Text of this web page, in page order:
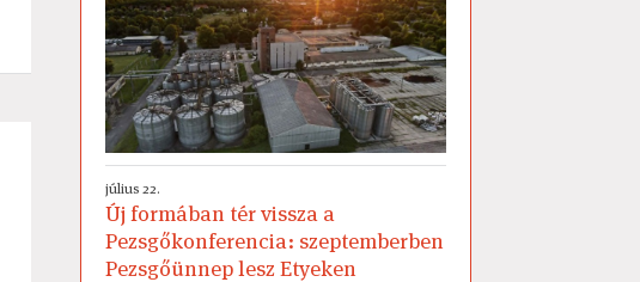
július 22.
Új formában tér vissza a
Pezsgőkonferencia: szeptemberben
Pezsgőünnep lesz Etyeken